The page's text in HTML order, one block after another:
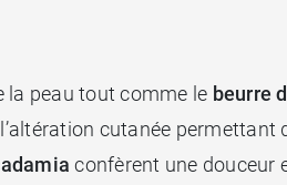
la peau tout comme le beurre
cutanée permettant
confèrent une douceur